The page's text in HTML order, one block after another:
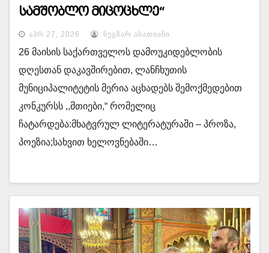
სამშობლო მიცოცხლე“
ᲐᲞᲠ 27, 2026 ᲜᲣᲒᲖᲐᲠ ᲐᲡᲐᲗᲘᲐᲜᲘ
26 მაისის საქართველოს დამოუკიდებლობის
დღესთან დაკავშირებით, ლანჩხუთის
მუნიციპალიტეტის მერია აცხადებს შემოქმედებით
კონკურსს ,,მთიები,“ რომელიც
ჩატარდება:მხატვრულ ლიტერატურაში – პროზა,
პოეზია;სახვით ხელოვნებაში…